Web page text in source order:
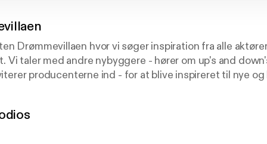
Drømmevillaen hvor vi søger inspiration fra alle
Vi taler med andre nybyggere - hører om up's and
producenterne ind - for at blive inspireret til nye
Dalum - sammen med min hustru skal vi igang med at
her bruger vi til at lære af andre, så vores drømme